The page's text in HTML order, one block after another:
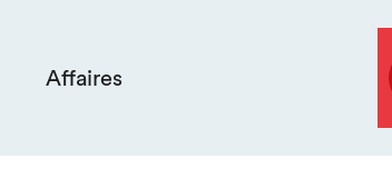
Affaires